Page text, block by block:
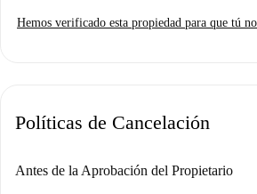
Hemos verificado esta propiedad para que tú
Políticas de Cancelación
Antes de la Aprobación del Propietario